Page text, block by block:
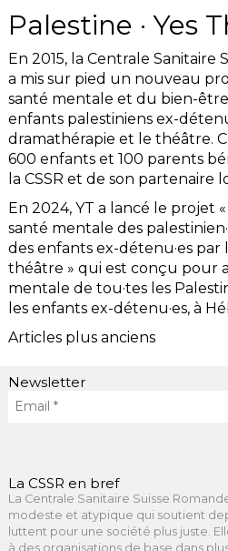
Palestine · Yes
En 2015, la Centrale Sanitaire
a mis sur pied un nouveau
santé mentale et du bien-
enfants palestiniens ex-
dramathérapie et le théâtre.
600 enfants et 100 parents
la CSSR et de son partenaire
En 2024, YT a lancé le projet
santé mentale des
des enfants ex-détenu·es
théâtre » qui est conçu pour
mentale de tou·tes les
les enfants ex-détenu·es, à
Navigation
Articles plus anciens
Newsletter
La CSSR en bref
La Centrale Sanitaire Suisse
modeste et atypique qui soutient
luttent pour une société plus juste.
à des organisations de base dans